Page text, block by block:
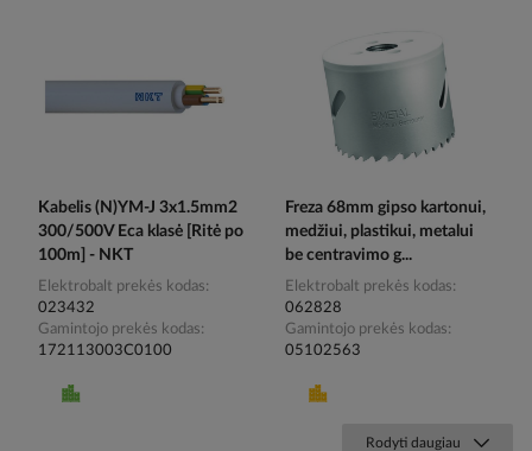
Kabelis (N)YM-J 3x1.5mm2
300/500V Eca klasė [Ritė po
100m] - NKT
Elektrobalt prekės kodas
023432
Gamintojo prekės kodas
172113003C0100
Freza 68mm gipso kartonui,
medžiui, plastikui, metalui
be centravimo g...
Elektrobalt prekės kodas
062828
Gamintojo prekės kodas
05102563
Rodyti daugiau